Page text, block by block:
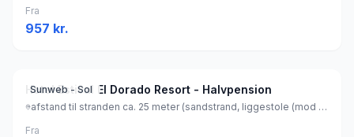
Fra
957 kr.
Sunweb - Sol
Hotel Estival El Dorado Resort - Halvpension
afstand til stranden ca. 25 meter (sandstrand, liggestole (mod betaling) , parasol (mod betaling) ), Spanien
Fra